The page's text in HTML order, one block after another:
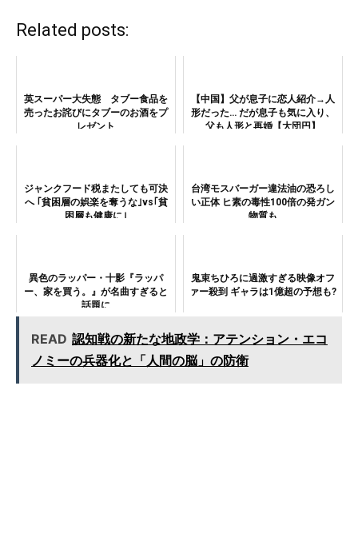
Related posts:
英スーパー大失態 タブー食品を
売ったお詫びにタブーのお酒をプ
レゼント
【中国】父が息子に恋人紹介→人
形だった… だが息子も気に入り、
父も人形と再婚【大団円】
ジャンクフード税またしても可決
へ ｢貧困層の娯楽を奪うな｣vs｢貧
困層も健康に｣
台湾モスバーガー違法油の恐ろし
い正体 ヒ素の毒性100倍の発ガン
物質も
異色のラッパー・十影『ラッパ
ー、家を買う。』が名曲すぎると
話題に
鬼束ちひろに過激すぎる映像オフ
ァー殺到 ギャラは1億超の予想も?
READ 認知戦の新たな地政学：アテンション・エコ
ノミーの兵器化と「人間の脳」の防衛